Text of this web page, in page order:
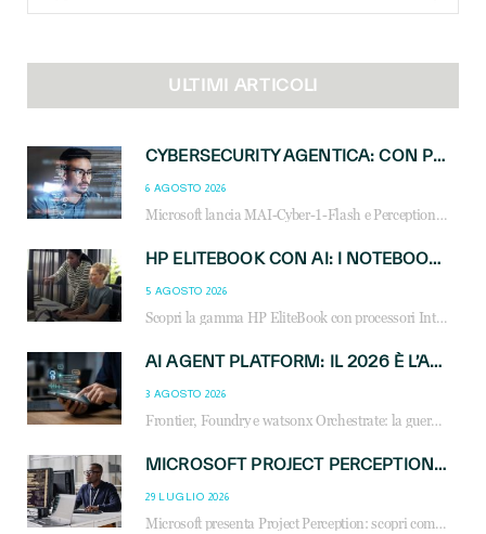
for:
ULTIMI ARTICOLI
CYBERSECURITY AGENTICA: CON PERCEPTION E MAI-CYBER-1-FLASH MICROSOFT APRE NUOVI SERVIZI PER IL CANALE
6 AGOSTO 2026
Microsoft lancia MAI-Cyber-1-Flash e Perception: cybersecurity agentica in preview dal 3 novembre. Cosa cambia per MSP, system integrator e reseller.
HP ELITEBOOK CON AI: I NOTEBOOK BUSINESS INTELLIGENTI CHE TRASFORMANO PRODUTTIVITÀ, SICUREZZA E LAVORO IBRIDO
5 AGOSTO 2026
Scopri la gamma HP EliteBook con processori Intel® Core™ Ultra e AMD Ryzen™ AI. Notebook business progettati per aumentare la produttività, migliorare la collaborazione e garantire sicurezza avanzata in ufficio e in mobilità.
AI AGENT PLATFORM: IL 2026 È L’ANNO DEL «SISTEMA OPERATIVO» PER GLI AGENTI AZIENDALI
3 AGOSTO 2026
Frontier, Foundry e watsonx Orchestrate: la guerra delle piattaforme AI agent ridisegna il mercato IT. Cosa cambia per reseller, MSP e system integrator.
MICROSOFT PROJECT PERCEPTION: COME GLI AGENTI AI CAMBIERANNO SOC, CYBERSECURITY E SERVIZI MSP
29 LUGLIO 2026
Microsoft presenta Project Perception: scopri come gli agenti AI possono trasformare cybersecurity, SOC e servizi gestiti degli MSP.